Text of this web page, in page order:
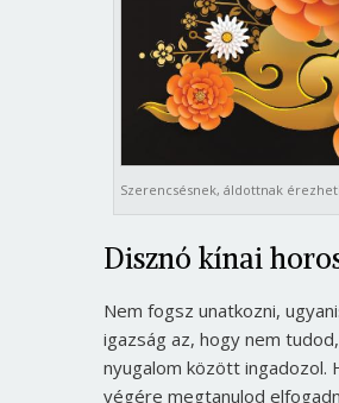
Szerencsésnek, áldottnak
Disznó kínai
Nem fogsz unatkozni,
igazság az, hogy nem
nyugalom között ingadozol.
végére megtanulod